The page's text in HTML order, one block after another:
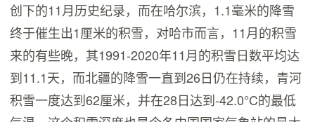
创下的11月历史纪录，而在哈尔滨，1.1毫米的降雪
终于催生出1厘米的积雪，对哈市而言，11月的积雪
来的有些晚，其1991-2020年11月的积雪日数平均达
到11.1天，而北疆的降雪一直到26日仍在持续，青河
积雪一度达到62厘米，并在28日达到-42.0°C的最低